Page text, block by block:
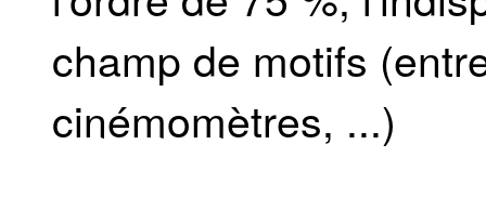
champ de motifs
cinémomètres, ...)